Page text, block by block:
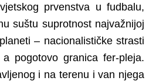
prvenstva u fudbalu,
suštu suprotnost najvažnijoj
– nacionalističke strasti
pogotovo granica fer-pleja.
i na terenu i van njega